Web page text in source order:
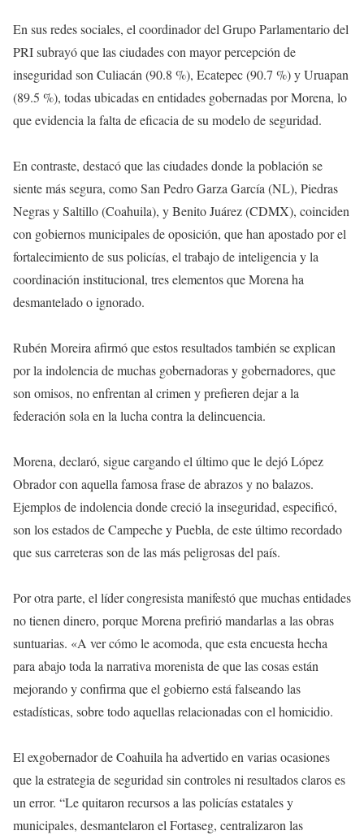
En sus redes sociales, el coordinador del Grupo Parlamentario del
PRI subrayó que las ciudades con mayor percepción de
inseguridad son Culiacán (90.8 %), Ecatepec (90.7 %) y Uruapan
(89.5 %), todas ubicadas en entidades gobernadas por Morena, lo
que evidencia la falta de eficacia de su modelo de seguridad.
En contraste, destacó que las ciudades donde la población se
siente más segura, como San Pedro Garza García (NL), Piedras
Negras y Saltillo (Coahuila), y Benito Juárez (CDMX), coinciden
con gobiernos municipales de oposición, que han apostado por el
fortalecimiento de sus policías, el trabajo de inteligencia y la
coordinación institucional, tres elementos que Morena ha
desmantelado o ignorado.
Rubén Moreira afirmó que estos resultados también se explican
por la indolencia de muchas gobernadoras y gobernadores, que
son omisos, no enfrentan al crimen y prefieren dejar a la
federación sola en la lucha contra la delincuencia.
Morena, declaró, sigue cargando el último que le dejó López
Obrador con aquella famosa frase de abrazos y no balazos.
Ejemplos de indolencia donde creció la inseguridad, especificó,
son los estados de Campeche y Puebla, de este último recordado
que sus carreteras son de las más peligrosas del país.
Por otra parte, el líder congresista manifestó que muchas entidades
no tienen dinero, porque Morena prefirió mandarlas a las obras
suntuarias. «A ver cómo le acomoda, que esta encuesta hecha
para abajo toda la narrativa morenista de que las cosas están
mejorando y confirma que el gobierno está falseando las
estadísticas, sobre todo aquellas relacionadas con el homicidio.
El exgobernador de Coahuila ha advertido en varias ocasiones
que la estrategia de seguridad sin controles ni resultados claros es
un error. “Le quitaron recursos a las policías estatales y
municipales, desmantelaron el Fortaseg, centralizaron las